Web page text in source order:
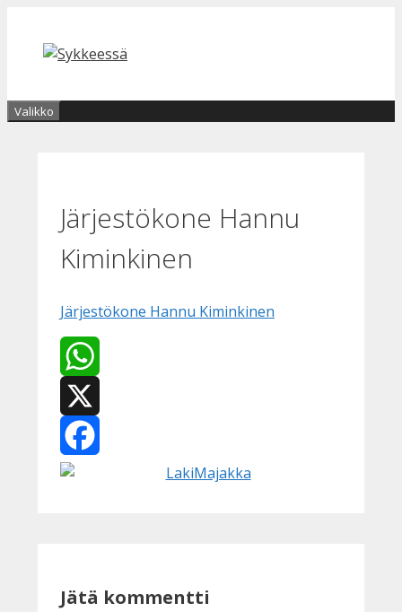
sisältöön
Valikko
Järjestökone Hannu
Kiminkinen
Järjestökone Hannu Kiminkinen
WhatsApp
X
Facebook
Jätä kommentti